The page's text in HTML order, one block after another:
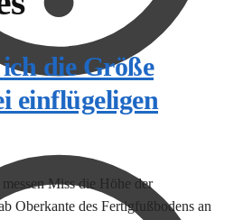
die Größe
einflügeligen
Miss die Höhe der
Oberkante des Fertigfußbodens an